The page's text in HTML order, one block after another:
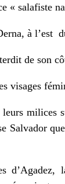
« salafiste
à l’est
de son
visages
milices
Salvador